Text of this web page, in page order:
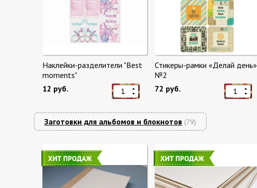
Наклейки-разделители "Best
moments"
12 руб.
Стикеры-рамки «Делай день»
№2
72 руб.
Заготовки для альбомов и блокнотов (79)